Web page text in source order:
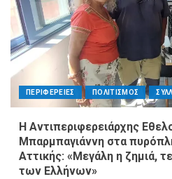
ΠΕΡΙΦΕΡΕΙΕΣ ΠΟΛΙΤΙΣΜΟΣ
Η Αντιπεριφερειάρχης
Μπαρμπαγιάννη στα
Αττικής: «Μεγάλη η ζημιά,
των Ελλήνων»